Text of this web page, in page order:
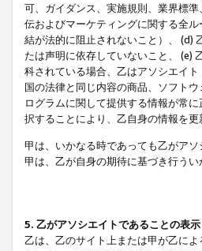
可、ガイダンス、実施規則、業界標
伝およびマーケティングに関する全
結が法的に阻止されないこと）、 (d)
たは声明に依存していないこと、 (e)
科されている場合、乙はアソシエイ
国の法律と同じ内容の商品、ソフト
ログラムに関して提供する情報が常
択することにより、乙自身の情報を更
甲は、いかなる時であっても乙がア
甲は、乙が自身の期待に基づき行う
5. 乙がアソシエイトであることの表示
乙は、乙のサイト上または甲が乙に